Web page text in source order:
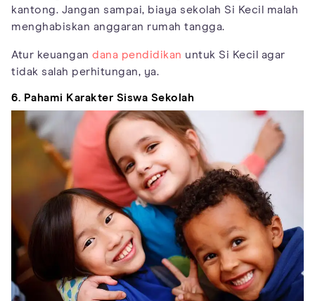
kantong. Jangan sampai, biaya sekolah Si Kecil malah
menghabiskan anggaran rumah tangga.
Atur keuangan dana pendidikan untuk Si Kecil agar
tidak salah perhitungan, ya.
6. Pahami Karakter Siswa Sekolah